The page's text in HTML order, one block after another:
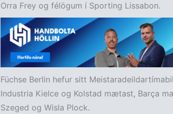
Orra Frey og félögum í Sporting Lissabon.
Füchse Berlin hefur sitt
Industria Kielce og Kolstad mætast, Barça
Szeged og Wisla Plock.